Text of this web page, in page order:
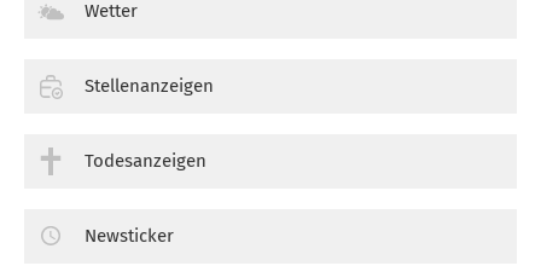
Wetter
Stellenanzeigen
Todesanzeigen
Newsticker